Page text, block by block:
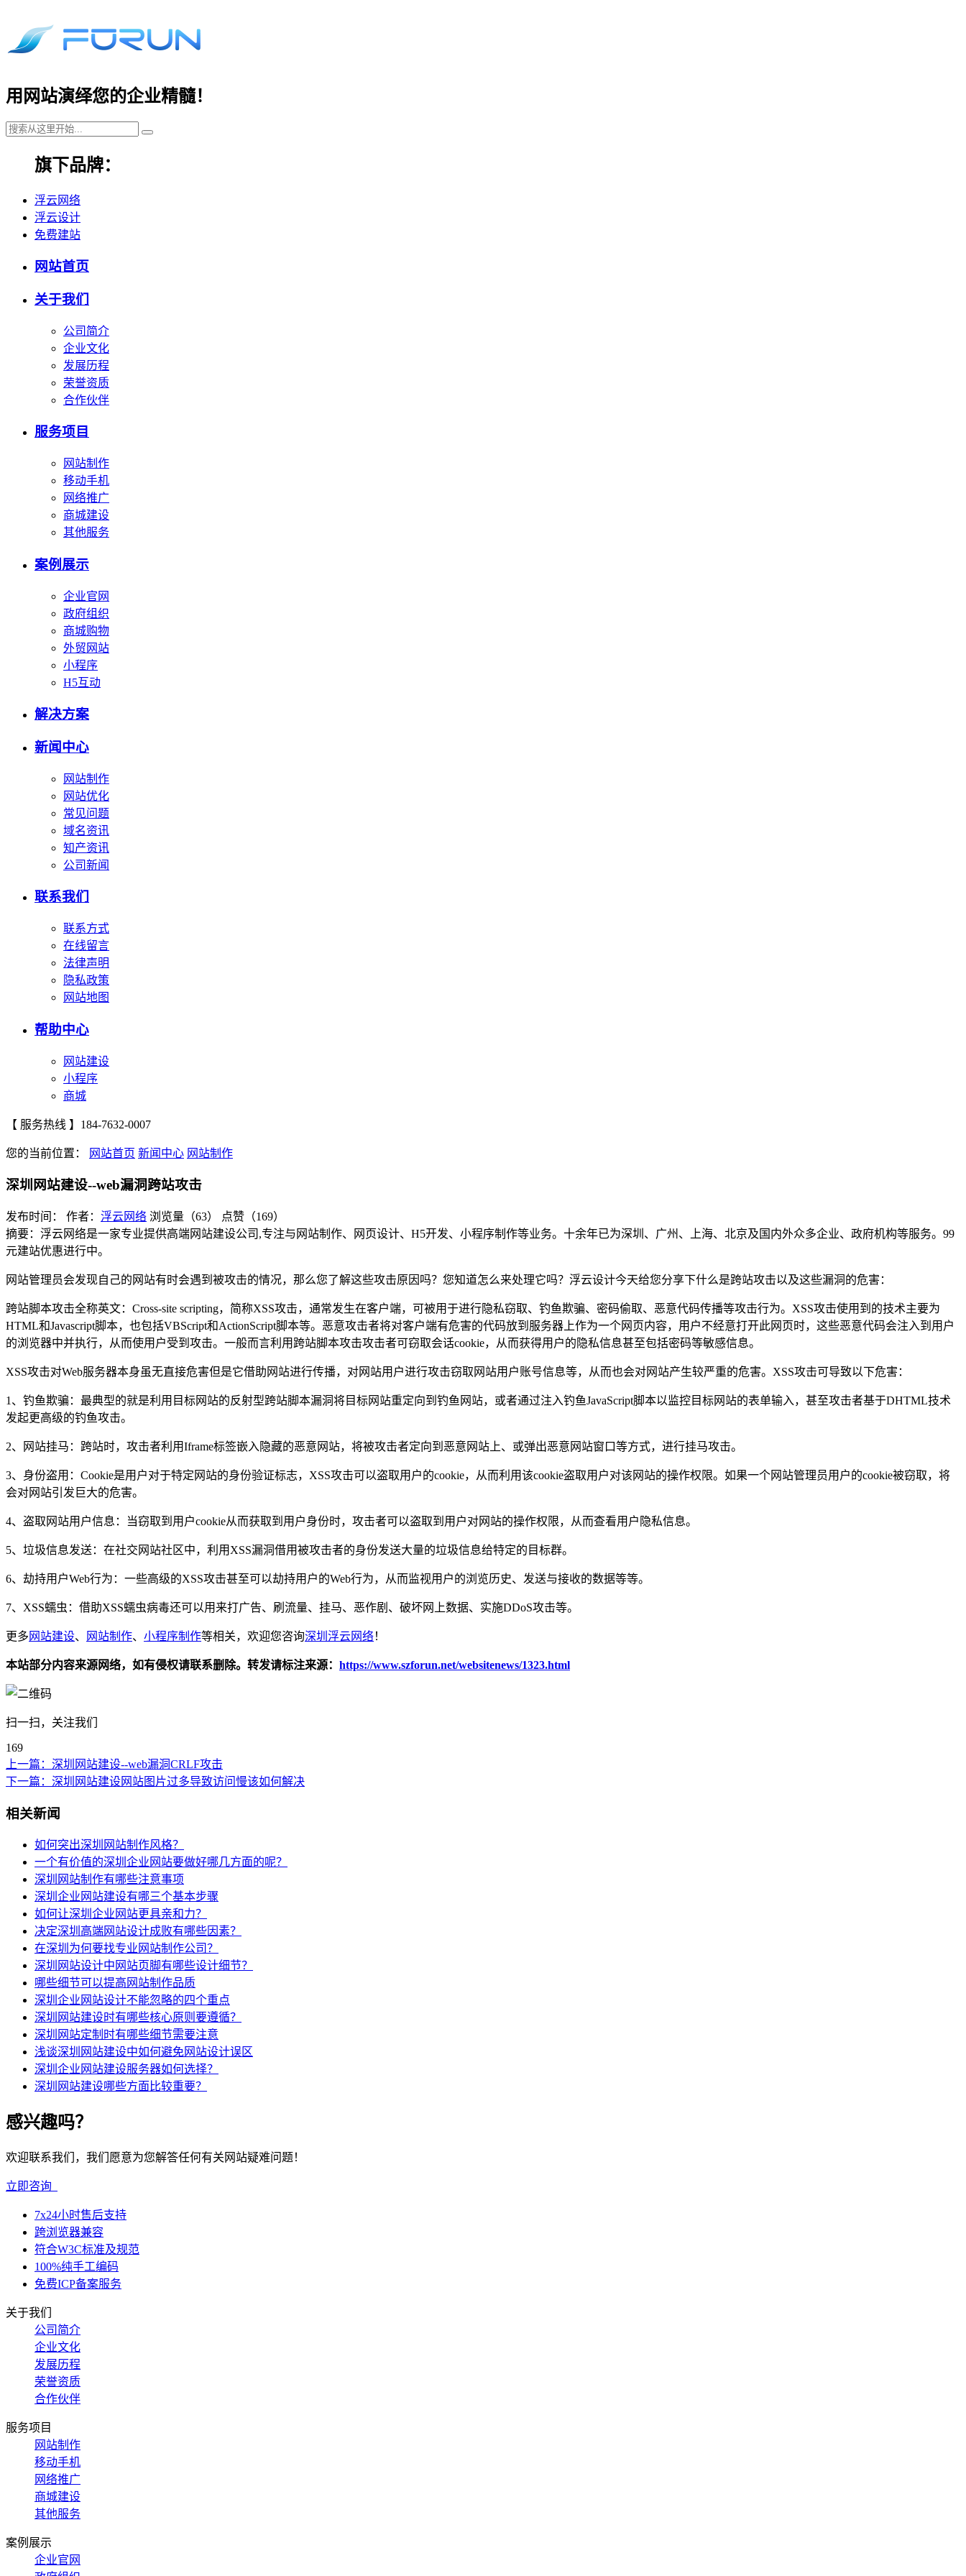
用网站演绎您的企业精髓！
旗下品牌：
浮云网络
浮云设计
免费建站
网站首页
关于我们
公司简介
企业文化
发展历程
荣誉资质
合作伙伴
服务项目
网站制作
移动手机
网络推广
商城建设
其他服务
案例展示
企业官网
政府组织
商城购物
外贸网站
小程序
H5互动
解决方案
新闻中心
网站制作
网站优化
常见问题
域名资讯
知产资讯
公司新闻
联系我们
联系方式
在线留言
法律声明
隐私政策
网站地图
帮助中心
网站建设
小程序
商城
【 服务热线 】 184-7632-0007
您的当前位置： 网站首页 新闻中心 网站制作
深圳网站建设--web漏洞跨站攻击
发布时间： 作者： 浮云网络 浏览量（63）
点赞（169）
摘要：浮云网络是一家专业提供高端网站建设公司,专注与网站制作、网页设计、H5开发、小程序制作等业务。十余年已为深圳、广州、上海、北京及国内外众多企业、政府机构等服务。99
元建站优惠进行中。
网站管理员会发现自己的网站有时会遇到被攻击的情况，那么您了解这些攻击原因吗？您知道怎么来处理它吗？浮云设计今天给您分享下什么是跨站攻击以及这些漏洞的危害：
跨站脚本攻击全称英文：Cross-site scripting，简称XSS攻击，通常发生在客户端，可被用于进行隐私窃取、钓鱼欺骗、密码偷取、恶意代码传播等攻击行为。XSS攻击使用到的技术主要为
HTML和Javascript脚本，也包括VBScript和ActionScript脚本等。恶意攻击者将对客户端有危害的代码放到服务器上作为一个网页内容，用户不经意打开此网页时，这些恶意代码会注入到用户
的浏览器中并执行，从而使用户受到攻击。一般而言利用跨站脚本攻击攻击者可窃取会话cookie，从而获得用户的隐私信息甚至包括密码等敏感信息。
XSS攻击对Web服务器本身虽无直接危害但是它借助网站进行传播，对网站用户进行攻击窃取网站用户账号信息等，从而也会对网站产生较严重的危害。XSS攻击可导致以下危害：
1、钓鱼欺骗：最典型的就是利用目标网站的反射型跨站脚本漏洞将目标网站重定向到钓鱼网站，或者通过注入钓鱼JavaScript脚本以监控目标网站的表单输入，甚至攻击者基于DHTML技术
发起更高级的钓鱼攻击。
2、网站挂马：跨站时，攻击者利用Iframe标签嵌入隐藏的恶意网站，将被攻击者定向到恶意网站上、或弹出恶意网站窗口等方式，进行挂马攻击。
3、身份盗用：Cookie是用户对于特定网站的身份验证标志，XSS攻击可以盗取用户的cookie，从而利用该cookie盗取用户对该网站的操作权限。如果一个网站管理员用户的cookie被窃取，将
会对网站引发巨大的危害。
4、盗取网站用户信息：当窃取到用户cookie从而获取到用户身份时，攻击者可以盗取到用户对网站的操作权限，从而查看用户隐私信息。
5、垃圾信息发送：在社交网站社区中，利用XSS漏洞借用被攻击者的身份发送大量的垃圾信息给特定的目标群。
6、劫持用户Web行为：一些高级的XSS攻击甚至可以劫持用户的Web行为，从而监视用户的浏览历史、发送与接收的数据等等。
7、XSS蠕虫：借助XSS蠕虫病毒还可以用来打广告、刷流量、挂马、恶作剧、破坏网上数据、实施DDoS攻击等。
更多 网站建设、 网站制作、 小程序制作等相关，欢迎您咨询深圳浮云网络！
本站部分内容来源网络，如有侵权请联系删除。转发请标注来源： https://www.szforun.net/websitenews/1323.html
扫一扫，关注我们
169
上一篇： 深圳网站建设--web漏洞CRLF攻击
下一篇： 深圳网站建设网站图片过多导致访问慢该如何解决
相关新闻
如何突出深圳网站制作风格？
一个有价值的深圳企业网站要做好哪几方面的呢？
深圳网站制作有哪些注意事项
深圳企业网站建设有哪三个基本步骤
如何让深圳企业网站更具亲和力？
决定深圳高端网站设计成败有哪些因素？
在深圳为何要找专业网站制作公司？
深圳网站设计中网站页脚有哪些设计细节？
哪些细节可以提高网站制作品质
深圳企业网站设计不能忽略的四个重点
深圳网站建设时有哪些核心原则要遵循？
深圳网站定制时有哪些细节需要注意
浅谈深圳网站建设中如何避免网站设计误区
深圳企业网站建设服务器如何选择？
深圳网站建设哪些方面比较重要？
感兴趣吗？
欢迎联系我们，我们愿意为您解答任何有关网站疑难问题！
立即咨询
7x24小时售后支持
跨浏览器兼容
符合W3C标准及规范
100%纯手工编码
免费ICP备案服务
关于我们
公司简介
企业文化
发展历程
荣誉资质
合作伙伴
服务项目
网站制作
移动手机
网络推广
商城建设
其他服务
案例展示
企业官网